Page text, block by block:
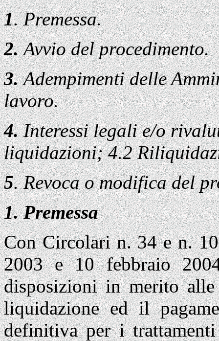
1. Premessa.
2.Avvio del procedimento.
3.Adempimenti delle
lavoro.
4.Interessi legali e/o
liquidazioni; 4.2
5. Revoca o modifica del
Premessa
Con Circolari n. 34 e n.
2003 e 10 febbraio
disposizioni in merito alle
liquidazione ed il
definitiva per i